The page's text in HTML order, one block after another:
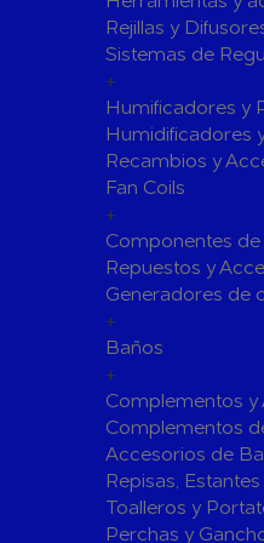
Válvulas para
Válvulas
Válvulas de
Bombas de
Cocinas
Fregaderos
Grifería de
Contra Incendios
Accesorios y
Energías
Calderas y
Sistemas de
Estructuras
Rejillas y
Sistemas de
+
Humificadores y
Humidificadores
Recambios y
Fan Coils
+
Componentes
Repuestos y
Generadores de
+
Baños
+
Complementos
Complementos
Accesorios de
Repisas,
Toalleros y
Perchas y